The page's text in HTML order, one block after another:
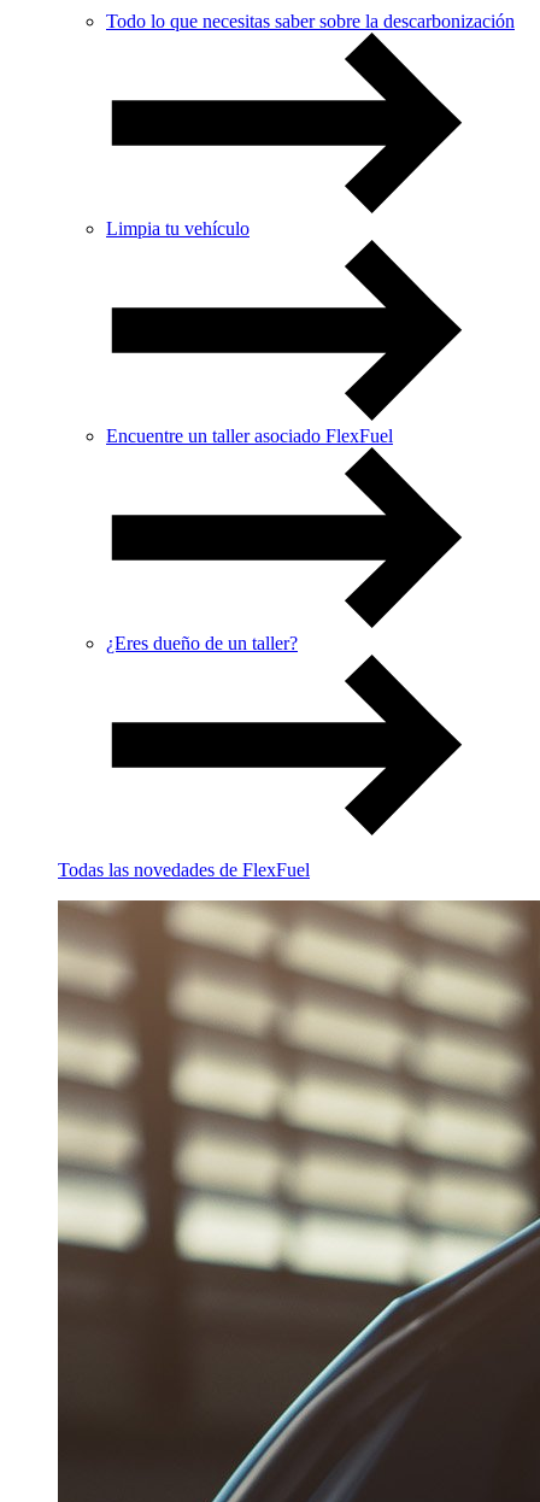
Todo lo que necesitas saber sobre la descarbonización
Limpia tu vehículo
Encuentre un taller asociado FlexFuel
¿Eres dueño de un taller?
Todas las novedades de FlexFuel